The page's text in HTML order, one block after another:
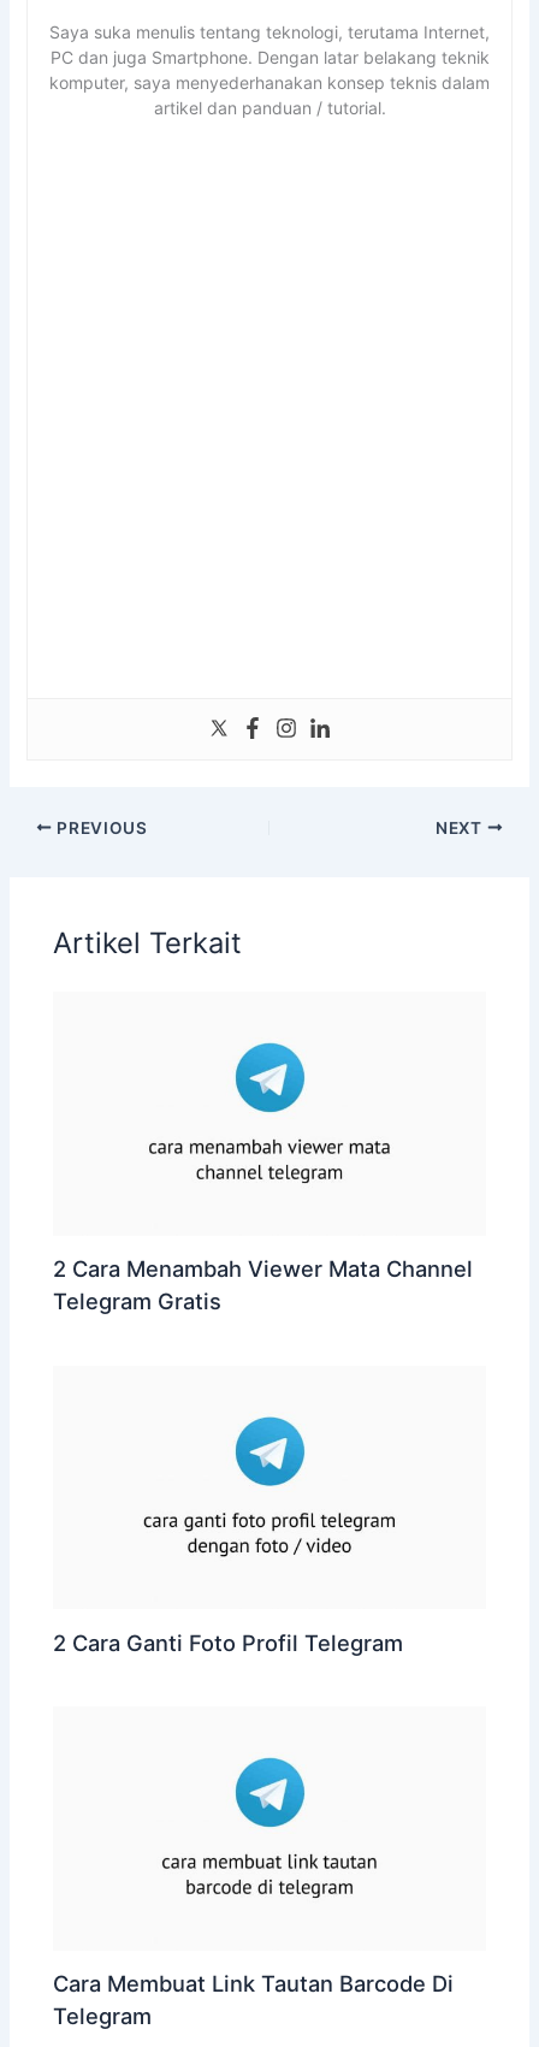
Saya suka menulis tentang teknologi, terutama Internet,
PC dan juga Smartphone. Dengan latar belakang teknik
komputer, saya menyederhanakan konsep teknis dalam
artikel dan panduan / tutorial.
PREVIOUS NEXT
Artikel Terkait
2 Cara Menambah Viewer Mata Channel
Telegram Gratis
2 Cara Ganti Foto Profil Telegram
Cara Membuat Link Tautan Barcode Di
Telegram